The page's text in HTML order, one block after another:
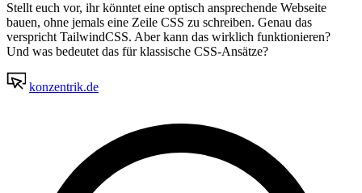
Stellt euch vor, ihr könntet eine optisch ansprechende Webseite
bauen, ohne jemals eine Zeile CSS zu schreiben. Genau das
verspricht TailwindCSS. Aber kann das wirklich funktionieren?
Und was bedeutet das für klassische CSS-Ansätze?
konzentrik.de